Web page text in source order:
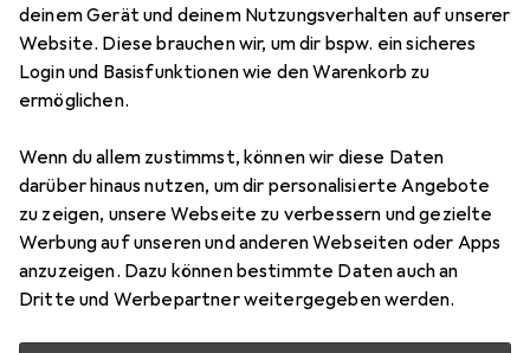
deinem Gerät und deinem Nutzungsverhalten auf unserer
Website. Diese brauchen wir, um dir bspw. ein sicheres
Login und Basisfunktionen wie den Warenkorb zu
ermöglichen.
Wenn du allem zustimmst, können wir diese Daten
darüber hinaus nutzen, um dir personalisierte Angebote
zu zeigen, unsere Webseite zu verbessern und gezielte
Werbung auf unseren und anderen Webseiten oder Apps
anzuzeigen. Dazu können bestimmte Daten auch an
Dritte und Werbepartner weitergegeben werden.
10 Bilder
Durex Play Perfect Glide
250 ml
70
Bewertungen
Aktuell nicht lieferbar
Benachrichtigen, wenn lieferbar